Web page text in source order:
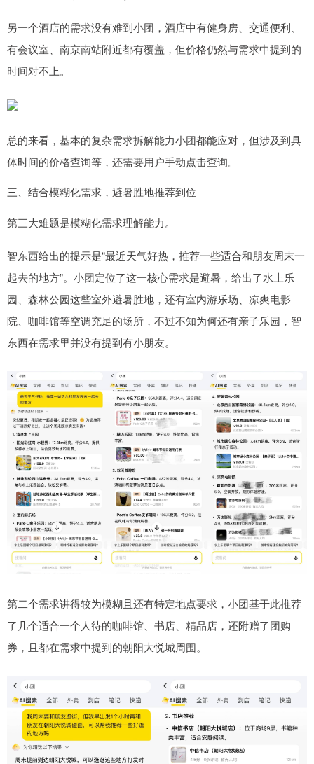
另一个酒店的需求没有难到小团，酒店中有健身房、交通便利、
有会议室、南京南站附近都有覆盖，但价格仍然与需求中提到的
时间对不上。
总的来看，基本的复杂需求拆解能力小团都能应对，但涉及到具
体时间的价格查询等，还需要用户手动点击查询。
三、结合模糊化需求，避暑胜地推荐到位
第三大难题是模糊化需求理解能力。
智东西给出的提示是“最近天气好热，推荐一些适合和朋友周末一
起去的地方”。小团定位了这一核心需求是避暑，给出了水上乐
园、森林公园这些室外避暑胜地，还有室内游乐场、凉爽电影
院、咖啡馆等空调充足的场所，不过不知为何还有亲子乐园，智
东西在需求里并没有提到有小朋友。
第二个需求讲得较为模糊且还有特定地点要求，小团基于此推荐
了几个适合一个人待的咖啡馆、书店、精品店，还附赠了团购
券，且都在需求中提到的朝阳大悦城周围。